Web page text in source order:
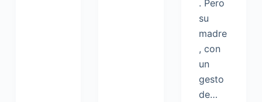
. Pero
su
madre
, con
un
gesto
de…